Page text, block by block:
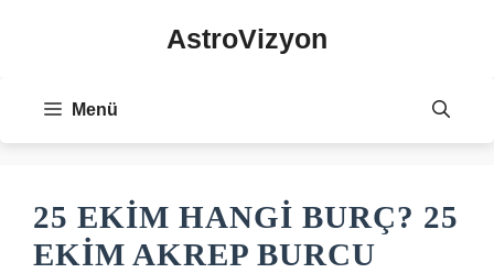
AstroVizyon
Menü
25 EKIM HANGI BURÇ? 25
EKIM AKREP BURCU